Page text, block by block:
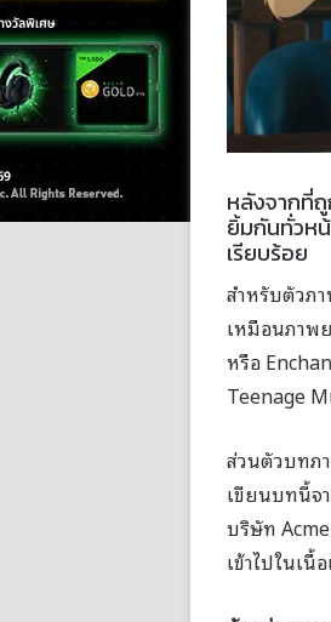
หลังจากที่
ยิ้มกันทั่วหน้
เรียบร้อย
สำหรับตัวภ
เหมือนภาพ
หรือ
Teenage
ส่วนตัวบทภ
เขียนบทนี้จ
บริษัท
เข้าไปในเนื้